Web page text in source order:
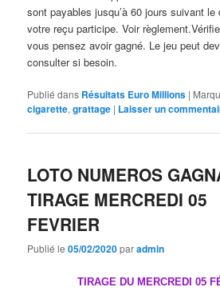
sont payables jusqu’à 60 jours suivant le
votre reçu participe. Voir
vous pensez avoir gagné. Le jeu peut
consulter si besoin.
Publié dans Résultats Euro Millions |
cigarette,grattage | Laisser un
LOTO NUMEROS
TIRAGE MERCREDI 05
FEVRIER
Publié le05/02/2020paradmin
TIRAGE DU MERCREDI 05